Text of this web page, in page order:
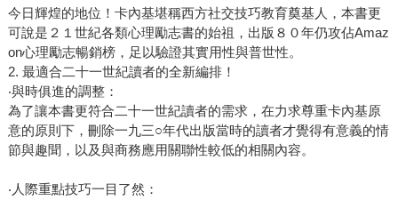
今日輝煌的地位！卡內基堪稱西方社交技巧教育奠基人，本書更
可說是２１世紀各類心理勵志書的始祖，出版８０年仍攻佔Amaz
on心理勵志暢銷榜，足以驗證其實用性與普世性。
2. 最適合二十一世紀讀者的全新編排！
‧與時俱進的調整：
為了讓本書更符合二十一世紀讀者的需求，在力求尊重卡內基原
意的原則下，刪除一九三○年代出版當時的讀者才覺得有意義的情
節與趣聞，以及與商務應用關聯性較低的相關內容。
‧人際重點技巧一目了然：